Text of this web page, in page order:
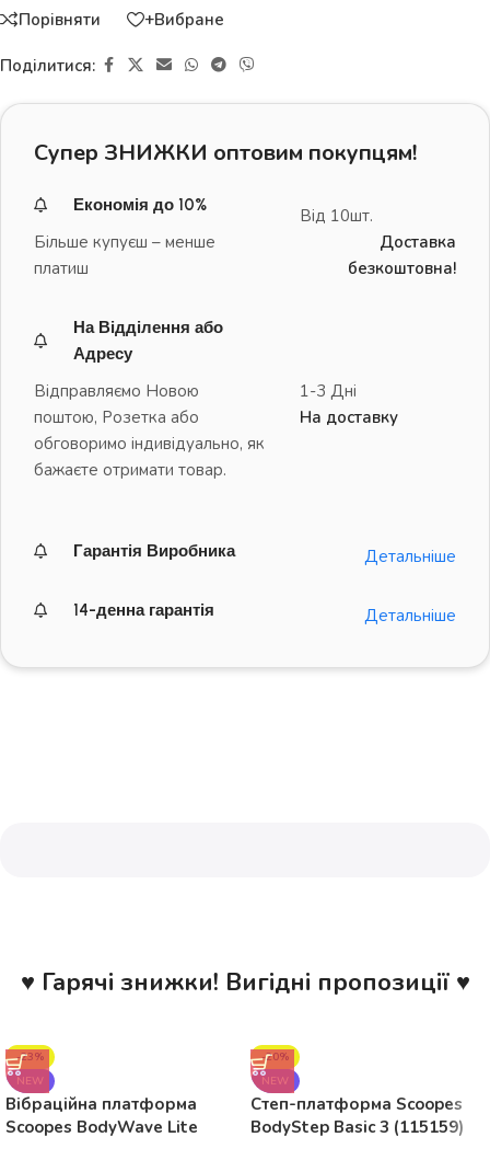
Порівняти +Вибране
Поділитися:
Супер ЗНИЖКИ оптовим покупцям!
Економія до 10%
Більше купуєш – менше
платиш
Від 10шт.
Доставка
безкоштовна!
На Відділення або
Адресу
Відправляємо Новою
поштою, Розетка або
обговоримо індивідуально, як
бажаєте отримати товар.
1-3 Дні
На доставку
Гарантія Виробника Детальніше
14-денна гарантія Детальніше
♥ Гарячі знижки! Вигідні пропозиції ♥
-23%
NEW
Вібраційна платформа
Scoopes BodyWave Lite
-20%
NEW
Степ-платформа Scoopes
BodyStep Basic 3 (115159)